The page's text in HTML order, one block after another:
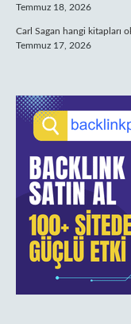
Temmuz 18, 2026
Carl Sagan hangi kitapları
Temmuz 17, 2026